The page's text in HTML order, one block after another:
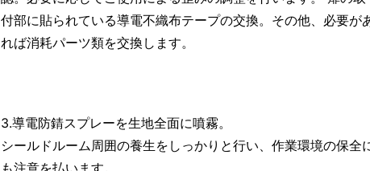
付部に貼られている導電不織布テープの交換。その他、必要が
れば消耗パーツ類を交換します。
3.導電防錆スプレーを生地全面に噴霧。
シールドルーム周囲の養生をしっかりと行い、作業環境の保全
も注意を払います。